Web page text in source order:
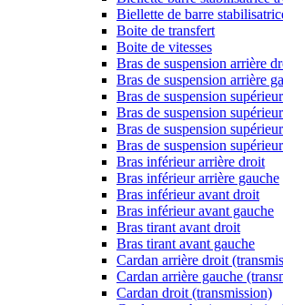
Biellette de barre
Boite de transfert
Boite de vitesses
Bras de suspension arrière
Bras de suspension arrière
Bras de suspension
Bras de suspension
Bras de suspension
Bras de suspension
Bras inférieur arrière droit
Bras inférieur arrière gauche
Bras inférieur avant droit
Bras inférieur avant gauche
Bras tirant avant droit
Bras tirant avant gauche
Cardan arrière droit
Cardan arrière gauche
Cardan droit (transmission)